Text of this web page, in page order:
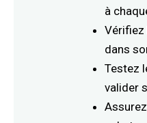
à
Vérifiez
dans
Testez
valider